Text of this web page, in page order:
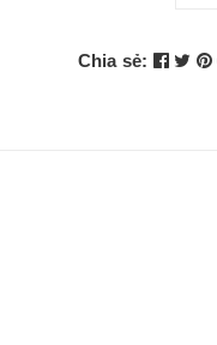
Chia sẻ: